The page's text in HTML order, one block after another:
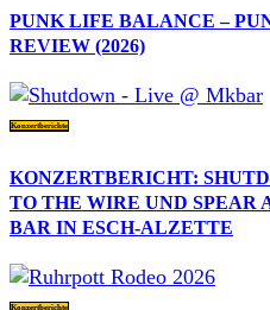
PUNK LIFE BALANCE –
REVIEW (2026)
Konzertberichte
KONZERTBERICHT:
TO THE WIRE UND SPEAR
BAR IN ESCH-ALZETTE
Konzertberichte